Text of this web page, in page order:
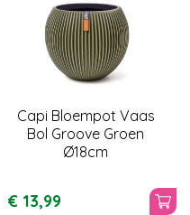
Capi Bloempot Vaas
Bol Groove Groen
Ø18cm
€ 13,99